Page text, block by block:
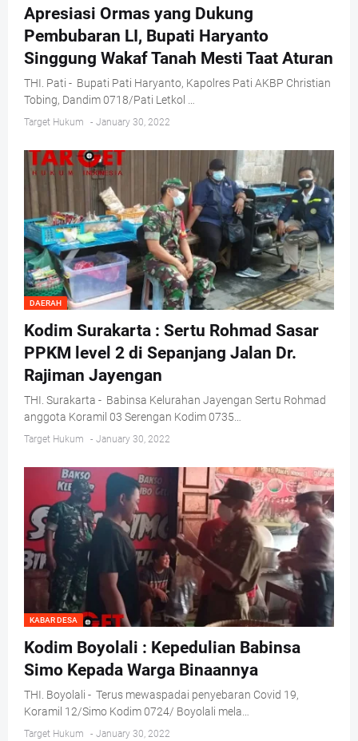
Apresiasi Ormas yang Dukung
Pembubaran LI, Bupati Haryanto
Singgung Wakaf Tanah Mesti Taat Aturan
THI. Pati - Bupati Pati Haryanto, Kapolres Pati AKBP Christian
Tobing, Dandim 0718/Pati Letkol …
Target Hukum - January 30, 2022
DAERAH
Kodim Surakarta : Sertu Rohmad Sasar
PPKM level 2 di Sepanjang Jalan Dr.
Rajiman Jayengan
THI. Surakarta - Babinsa Kelurahan Jayengan Sertu Rohmad
anggota Koramil 03 Serengan Kodim 0735…
Target Hukum - January 30, 2022
KABAR DESA
Kodim Boyolali : Kepedulian Babinsa
Simo Kepada Warga Binaannya
THI. Boyolali - Terus mewaspadai penyebaran Covid 19,
Koramil 12/Simo Kodim 0724/ Boyolali mela…
Target Hukum - January 30, 2022